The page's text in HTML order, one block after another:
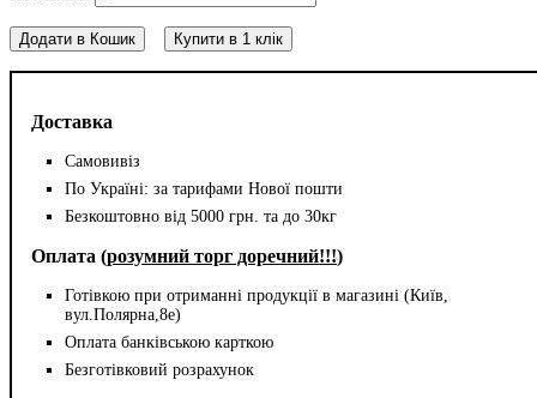
Доставка
Самовивіз
По Україні: за тарифами Нової пошти
Безкоштовно від 5000 грн. та до 30кг
Оплата (розумний торг доречний!!!)
Готівкою при отриманні продукції в магазині (Київ,
вул.Полярна,8е)
Оплата банківською карткою
Безготівковий розрахунок
Додати в Кошик Купити в 1 клік